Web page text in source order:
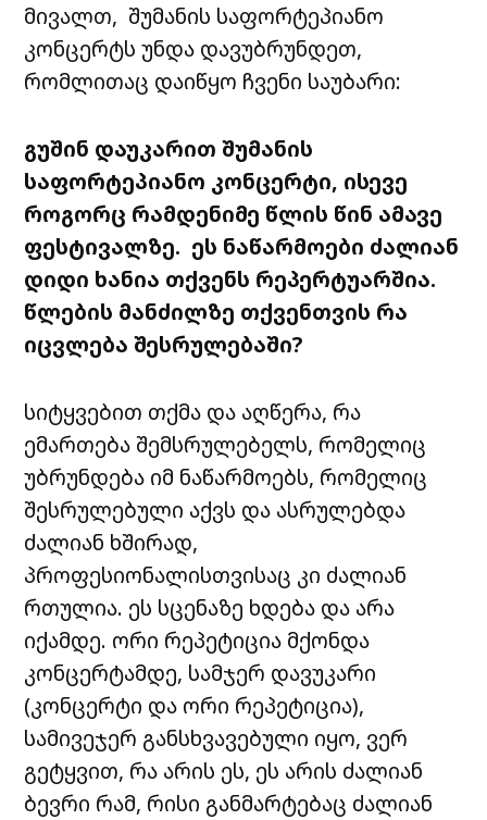
მივალთ,შუმანის საფორტეპიანო
კონცერტს უნდა დავუბრუნდეთ,
რომლითაც დაიწყო ჩვენი საუბარი:
გუშინ დაუკარით შუმანის
საფორტეპიანო კონცერტი, ისევე
როგორც რამდენიმე წლის წინ ამავე
ფესტივალზე. ეს ნაწარმოები ძალიან
დიდი ხანია თქვენს რეპერტუარშია.
წლების მანძილზე თქვენთვის რა
იცვლება შესრულებაში?
სიტყვებით თქმა და აღწერა, რა
ემართება შემსრულებელს, რომელიც
უბრუნდება იმ ნაწარმოებს, რომელიც
შესრულებული აქვს და ასრულებდა
ძალიან ხშირად,
პროფესიონალისთვისაც კი ძალიან
რთულია. ეს სცენაზე ხდება და არა
იქამდე. ორი რეპეტიცია მქონდა
კონცერტამდე, სამჯერ დავუკარი
(კონცერტი და ორი რეპეტიცია),
სამივეჯერ განსხვავებული იყო, ვერ
გეტყვით, რა არის ეს, ეს არის ძალიან
ბევრი რამ, რისი განმარტებაც ძალიან